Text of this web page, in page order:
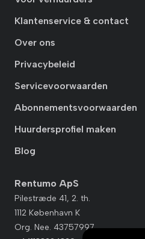
Klantenservice & contact
Over ons
Privacybeleid
Servicevoorwaarden
Abonnementsvoorwaarden
Huurdersprofiel maken
Blog
Rentumo ApS
Pilestræde 41, 2. th.
1112 København K
Org. Nee. 43757997